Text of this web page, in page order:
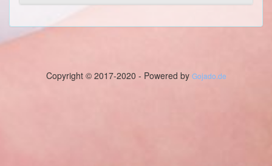
Copyright © 2017-2020 - Powered by Gojado.de